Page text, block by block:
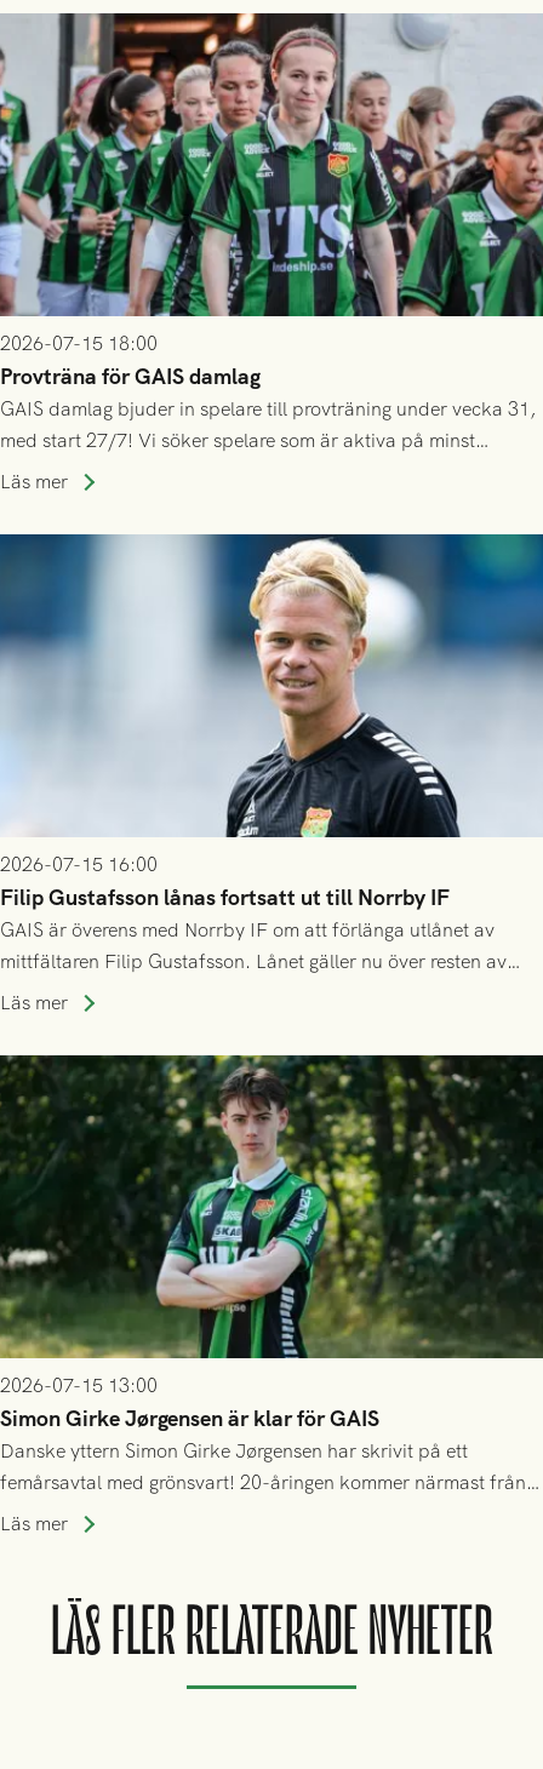
inte själv överlåta din biljett till någon annan.
2026-07-15 18:00
Provträna för GAIS damlag
GAIS damlag bjuder in spelare till provträning under vecka 31,
med start 27/7! Vi söker spelare som är aktiva på minst
division 3-nivå.
Läs mer
2026-07-15 16:00
Filip Gustafsson lånas fortsatt ut till Norrby IF
GAIS är överens med Norrby IF om att förlänga utlånet av
mittfältaren Filip Gustafsson. Lånet gäller nu över resten av
säsongen 2026.
Läs mer
2026-07-15 13:00
Simon Girke Jørgensen är klar för GAIS
Danske yttern Simon Girke Jørgensen har skrivit på ett
femårsavtal med grönsvart! 20-åringen kommer närmast från
spel i färöiska Skála IF.
Läs mer
LÄS FLER RELATERADE NYHETER